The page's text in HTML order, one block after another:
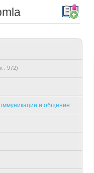
: 972)
и общение